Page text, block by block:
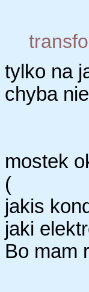
tylko na
chyba
mostek
(
jakis
jaki
Bo mam